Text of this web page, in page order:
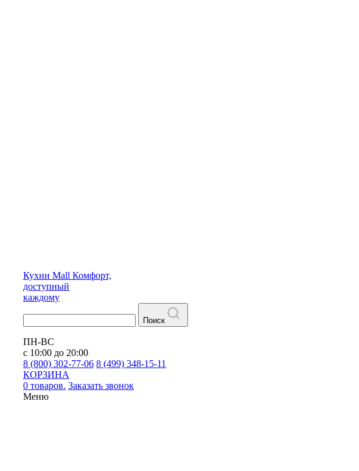
Кухни Mall Комфорт,
доступный
каждому
Поиск
ПН-ВС
с 10:00 до 20:00
8 (800) 302-77-06 8 (499) 348-15-11
КОРЗИНА
0 товаров. Заказать звонок
Меню